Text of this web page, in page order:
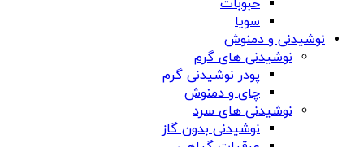
حبوبات
سویا
نوشیدنی و دمنوش
نوشیدنی های گرم
پودر نوشیدنی گرم
چای و دمنوش
نوشیدنی های سرد
نوشیدنی بدون گاز